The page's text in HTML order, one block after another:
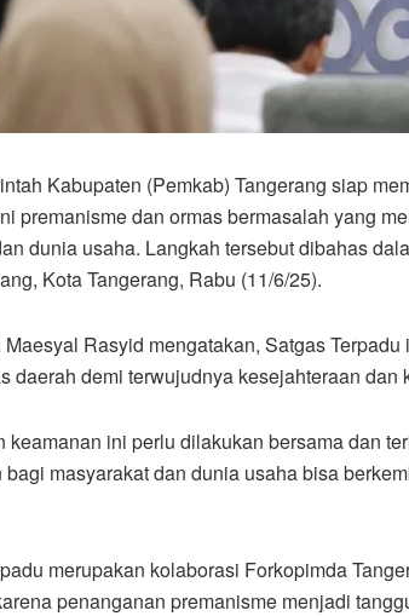
Kabupaten (Pemkab) Tangerang siap
premanisme dan ormas bermasalah yang
dunia usaha. Langkah tersebut dibahas
Kota Tangerang, Rabu (11/6/25).
Rasyid mengatakan, Satgas
daerah demi terwujudnya kesejahteraan dan
keamanan ini perlu dilakukan bersama dan
masyarakat dan dunia usaha bisa
merupakan kolaborasi Forkopimda
penanganan premanisme menjadi